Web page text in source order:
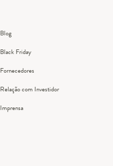
Blog
Black Friday
Fornecedores
Relação com Investidor
Imprensa